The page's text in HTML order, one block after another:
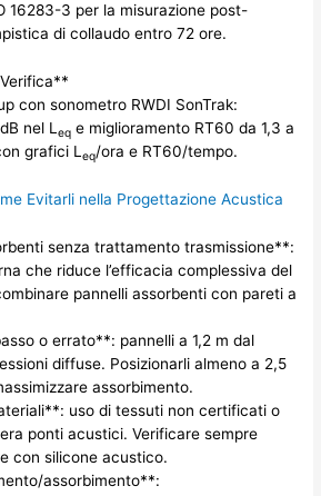
16283-3 per la misurazione post-
di collaudo entro 72 ore.
con sonometro RWDI SonTrak:
nel L eq e miglioramento RT60 da 1,3 a
grafici L eq/ora e RT60/tempo.
Evitarli nella Progettazione Acustica
senza trattamento trasmissione**:
che riduce l’efficacia complessiva del
pannelli assorbenti con pareti a
o errato**: pannelli a 1,2 m dal
diffuse. Posizionarli almeno a 2,5
assorbimento.
uso di tessuti non certificati o
ponti acustici. Verificare sempre
con silicone acustico.
assorbimento**: